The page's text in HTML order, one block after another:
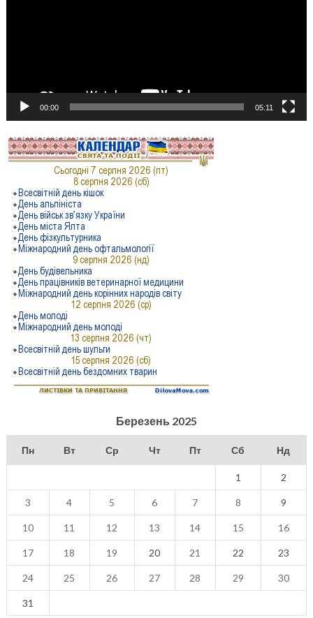
00:00 05:11
Березень 2025
Пн Вт Ср Чт Пт Сб Нд
1 2
3 4 5 6 7 8 9
10 11 12 13 14 15 16
17 18 19 20 21 22 23
24 25 26 27 28 29 30
31